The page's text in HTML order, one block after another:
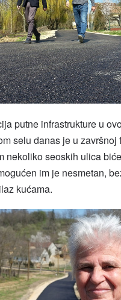
putne infrastrukture u
selu danas je u završnoj
nekoliko seoskih ulica
im je nesmetan,
kućama.